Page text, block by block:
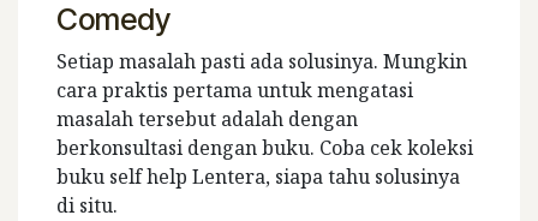
Comedy
Setiap masalah pasti ada solusinya. Mungkin
cara praktis pertama untuk mengatasi
masalah tersebut adalah dengan
berkonsultasi dengan buku. Coba cek koleksi
buku self help Lentera, siapa tahu solusinya
di situ.